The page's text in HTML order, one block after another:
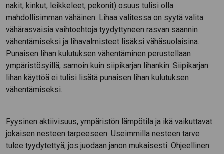
nakit, kinkut, leikkeleet, pekonit) osuus tulisi olla
mahdollisimman vähäinen. Lihaa valitessa on syytä valita
vähärasvaisia vaihtoehtoja tyydyttyneen rasvan saannin
vähentämiseksi ja lihavalmisteet lisäksi vähäsuolaisina.
Punaisen lihan kulutuksen vähentäminen perustellaan
ympäristösyillä, samoin kuin siipikarjan lihankin. Siipikarjan
lihan käyttöä ei tulisi lisätä punaisen lihan kulutuksen
vähentämiseksi.
Fyysinen aktiivisuus, ympäristön lämpötila ja ikä vaikuttavat
jokaisen nesteen tarpeeseen. Useimmilla nesteen tarve
tulee tyydytettyä, jos juodaan janon mukaisesti. Ohjeellinen